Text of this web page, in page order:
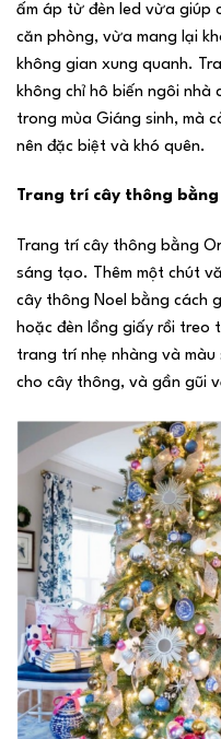
ấm áp từ đèn led vừa giúp
căn phòng, vừa mang lại
không gian xung quanh.
không chỉ hô biến ngôi nhà
trong mùa Giáng sinh, mà
nên đặc biệt và khó quên.
Trang trí cây thông
Trang trí cây thông bằng
sáng tạo. Thêm một chút
cây thông Noel bằng cách
hoặc đèn lồng giấy rồi
trang trí nhẹ nhàng và
cho cây thông, và gần gũi